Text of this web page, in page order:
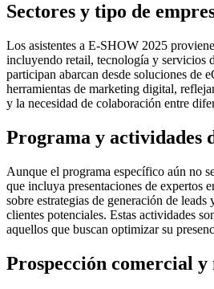
Sectores y tipo de
Los asistentes a E-SHOW 2025
incluyendo retail, tecnología y servicios
participan abarcan desde soluciones de
herramientas de marketing digital,
y la necesidad de colaboración entre
Programa y actividades
Aunque el programa específico aún no
que incluya presentaciones de expertos
sobre estrategias de generación de leads
clientes potenciales. Estas actividades
aquellos que buscan optimizar su
Prospección comercial